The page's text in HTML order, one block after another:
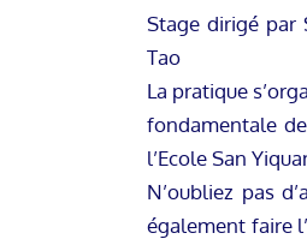
Stage dirigé par
Tao
La pratique
fondamentale
l’Ecole San
N’oubliez pas
également faire